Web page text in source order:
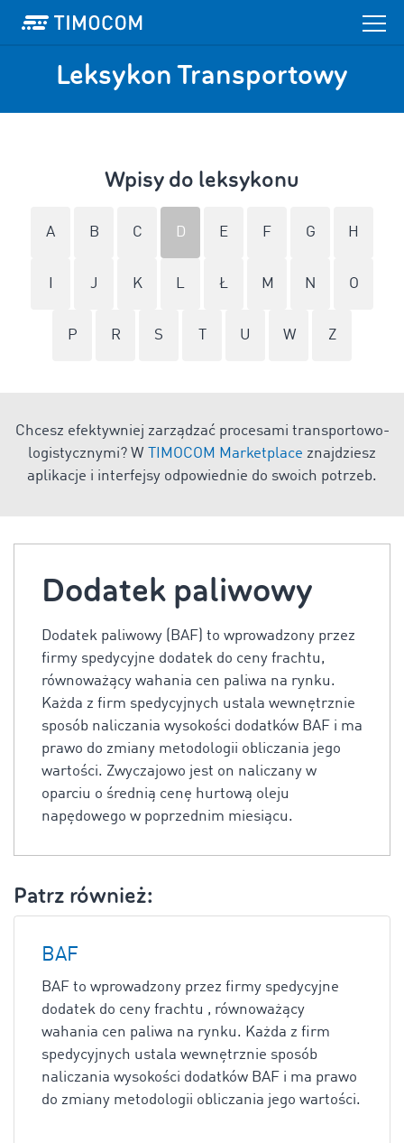
Leksykon Transportowy
Wpisy do leksykonu
A B C D E F G H
J K L Ł M N O
P R S U W Z
Chcesz efektywniej zarządzać procesami transportowo-
logistycznymi? W
TIMOCOM Marketplace znajdziesz
aplikacje i interfejsy odpowiednie do swoich potrzeb.
Dodatek paliwowy
Dodatek paliwowy (BAF) to wprowadzony przez
firmy spedycyjne dodatek do ceny frachtu,
równoważący wahania cen paliwa na rynku.
Każda z firm spedycyjnych ustala wewnętrznie
sposób naliczania wysokości dodatków BAF i ma
prawo do zmiany metodologii obliczania jego
wartości. Zwyczajowo jest on naliczany w
oparciu o średnią cenę hurtową oleju
napędowego w poprzednim miesiącu.
Patrz również:
BAF
BAF to wprowadzony przez firmy spedycyjne
dodatek do ceny frachtu , równoważący
wahania cen paliwa na rynku. Każda z firm
spedycyjnych ustala wewnętrznie sposób
naliczania wysokości dodatków BAF i ma prawo
do zmiany metodologii obliczania jego wartości.